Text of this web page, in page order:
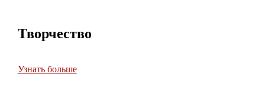
Творчество
Узнать больше